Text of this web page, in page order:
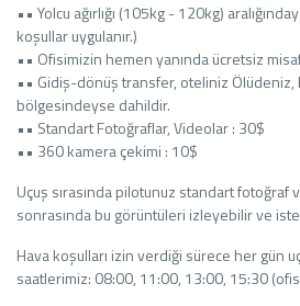
•• Yolcu ağırlığı (105kg - 120kg)
koşullar uygulanır.)
•• Ofisimizin hemen yanında ücretsiz
•• Gidiş-dönüş transfer, oteliniz Ölüdeniz,
bölgesindeyse dahildir.
•• Standart Fotoğraflar, Videolar : 30$
•• 360 kamera çekimi : 10$
Uçuş sırasında pilotunuz standart fotoğraf
sonrasında bu görüntüleri izleyebilir ve
Hava koşulları izin verdiği sürece her gün
saatlerimiz: 08:00, 11:00, 13:00, 15:30